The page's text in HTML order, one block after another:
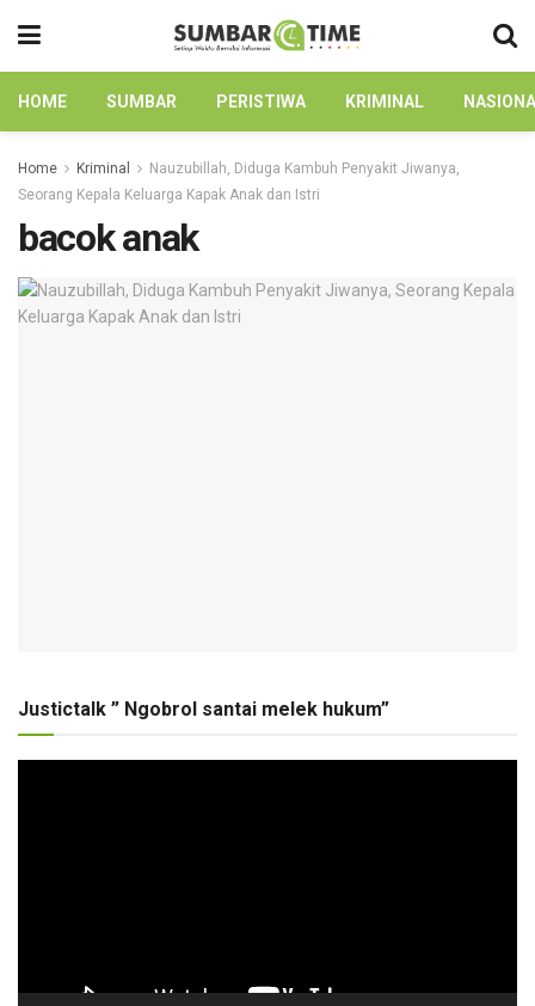
HOME SUMBAR PERISTIWA KRIMINAL
Home Kriminal
Nauzubillah, Diduga Kambuh Penyakit Jiwanya,
Seorang Kepala Keluarga Kapak Anak dan Istri
bacok anak
Justictalk ” Ngobrol santai melek hukum”